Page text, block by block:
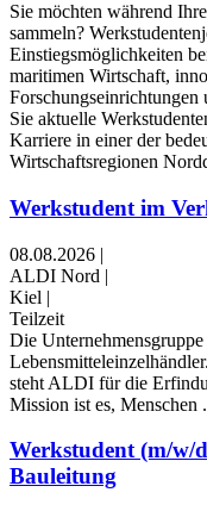
Sie möchten während
sammeln?
Einstiegsmöglichkeiten
maritimen Wirtschaft,
Sie aktuelle
Karriere in einer der
Wirtschaftsregionen
Werkstudent im
08.08.2026 |
ALDI Nord |
Kiel |
Teilzeit
Die
steht ALDI für die
Mission ist es, Menschen
Werkstudent (m/w/
Bauleitung